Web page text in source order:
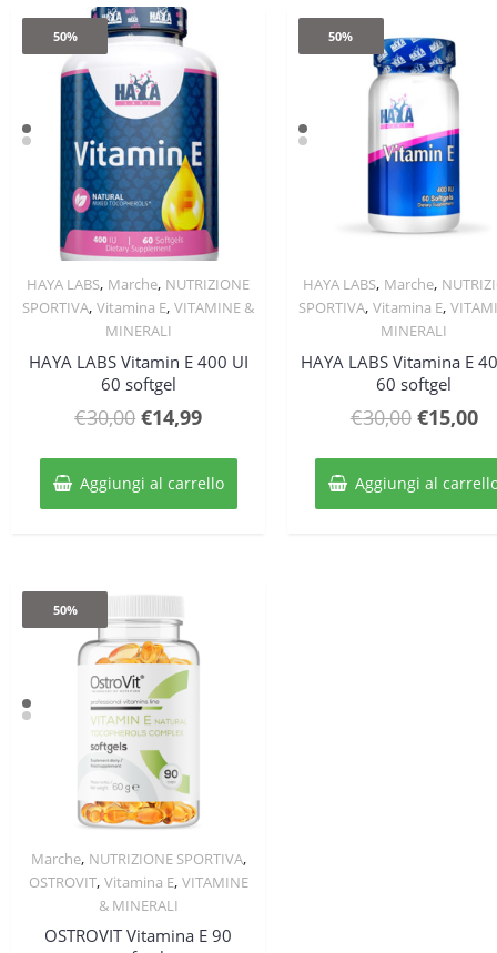
50%
Quick View
HAYA LABS, Marche, NUTRIZIONE
SPORTIVA,Vitamina E,VITAMINE &
MINERALI
HAYA LABS Vitamin E 400 UI
60 softgel
€30,00 Il
originale
era:
€14,99Il
attuale
è:
Aggiungi al carrello
50%
Quick View
HAYA LABS, Marche,
SPORTIVA, Vitamina E,
MINERALI
HAYA LABS Vitamina E
60 softgel
€30,00 Il
originale
era:
€15,00Il
è:
Aggiungi al
50%
Quick View
Marche, NUTRIZIONE SPORTIVA,
OSTROVIT, Vitamina E, VITAMINE
& MINERALI
OSTROVIT Vitamina E 90